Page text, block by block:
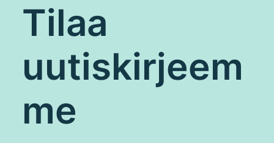
Tilaa
uutiskirjeem
me